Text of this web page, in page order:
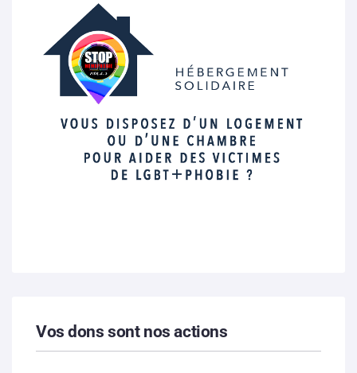
Vos dons sont nos actions